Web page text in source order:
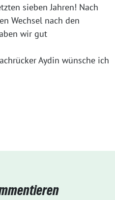
sieben Jahren! Nach
Wechsel nach den
wir gut
Aydin wünsche ich